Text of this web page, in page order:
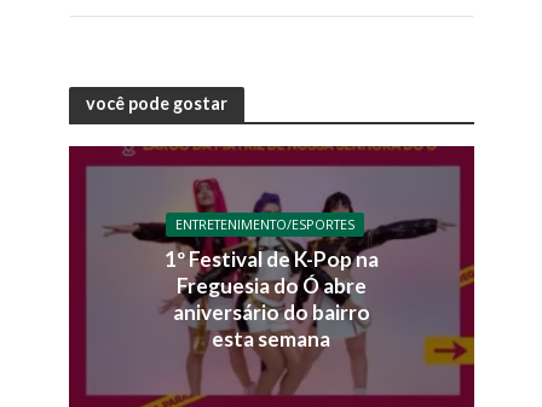
você pode gostar
ENTRETENIMENTO/ESPORTES
1º Festival de K-Pop na
Freguesia do Ó abre
aniversário do bairro
esta semana